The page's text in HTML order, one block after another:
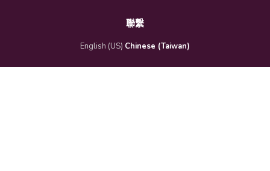
聯繫
English (US) Chinese (Taiwan)